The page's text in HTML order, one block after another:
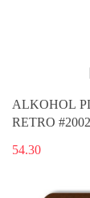
ALKOHOL
RETRO
54.30